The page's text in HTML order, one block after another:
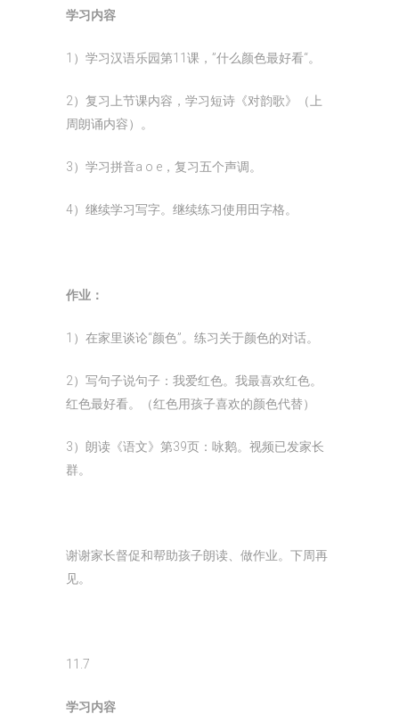
学习内容
1）学习汉语乐园第11课，”什么颜色最好看“。
2）复习上节课内容，学习短诗《对韵歌》（上
周朗诵内容）。
3）学习拼音a o e，复习五个声调。
4）继续学习写字。继续练习使用田字格。
作业：
1）在家里谈论“颜色”。练习关于颜色的对话。
2）写句子说句子：我爱红色。我最喜欢红色。
红色最好看。（红色用孩子喜欢的颜色代替）
3）朗读《语文》第39页：咏鹅。视频已发家长
群。
谢谢家长督促和帮助孩子朗读、做作业。下周再
见。
11.7
学习内容